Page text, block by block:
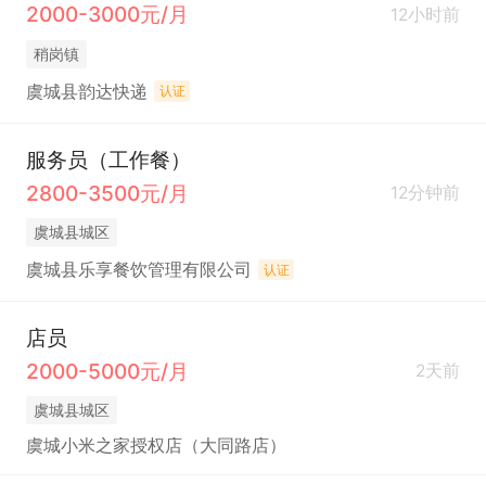
2000-3000元/月
12小时前
稍岗镇
虞城县韵达快递 认证
服务员（工作餐）
2800-3500元/月
12分钟前
虞城县城区
虞城县乐享餐饮管理有限公司 认证
店员
2000-5000元/月
2天前
虞城县城区
虞城小米之家授权店（大同路店）